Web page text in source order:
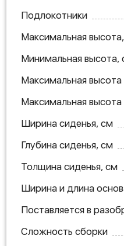
Подлокотники
Максимальная
Минимальная высота,
Максимальная
Максимальная высота
Ширина сиденья, см
Глубина сиденья, см
Толщина сиденья, см
Ширина и длина
Поставляется в
Сложность сборки